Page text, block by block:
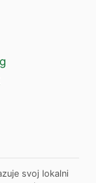
svoj lokalni